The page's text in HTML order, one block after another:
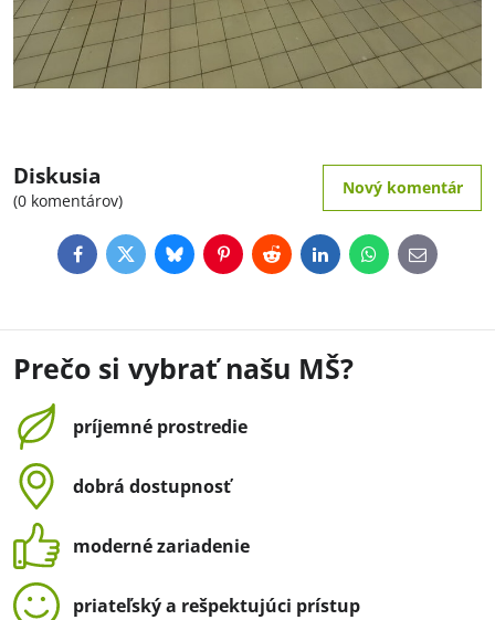
Diskusia
(0 komentárov)
Nový komentár
FacebookTwitterBlueskyPinterestRedditLinkedInWhatsApp
E-
mail
Prečo si vybrať našu MŠ?
príjemné prostredie
dobrá dostupnosť
moderné zariadenie
priateľský a rešpektujúci prístup